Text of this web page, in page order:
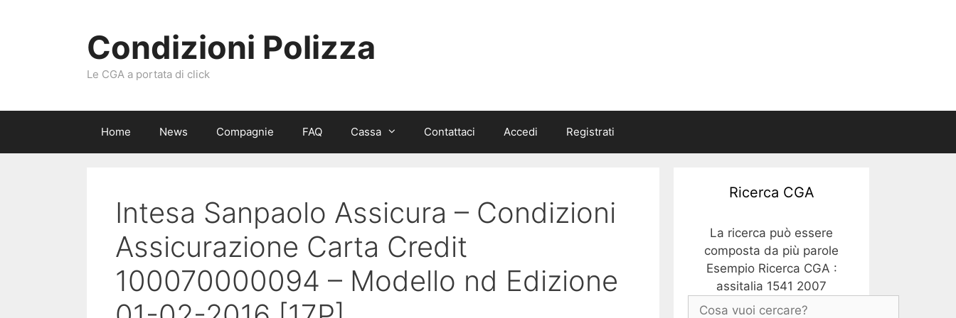
Condizioni Polizza
Le CGA a portata di click
Home News Compagnie FAQ Cassa Contattaci Accedi Registrati
Intesa Sanpaolo Assicura – Condizioni
Assicurazione Carta Credit
100070000094 – Modello nd Edizione
Ricerca CGA
La ricerca può essere
composta da più parole
Esempio Ricerca CGA :
assitalia 1541 2007